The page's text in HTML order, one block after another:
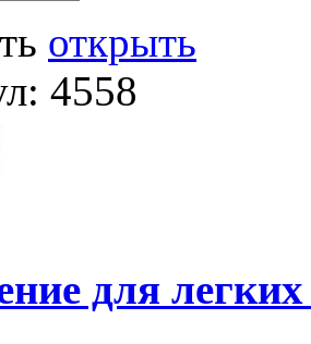
открыть
4558
для